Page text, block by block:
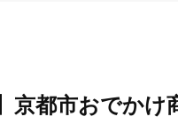
京都市おでかけ